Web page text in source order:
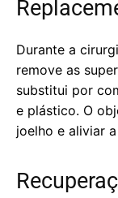
Durante a
remove as
substitui por
e plástico. O
joelho e aliviar